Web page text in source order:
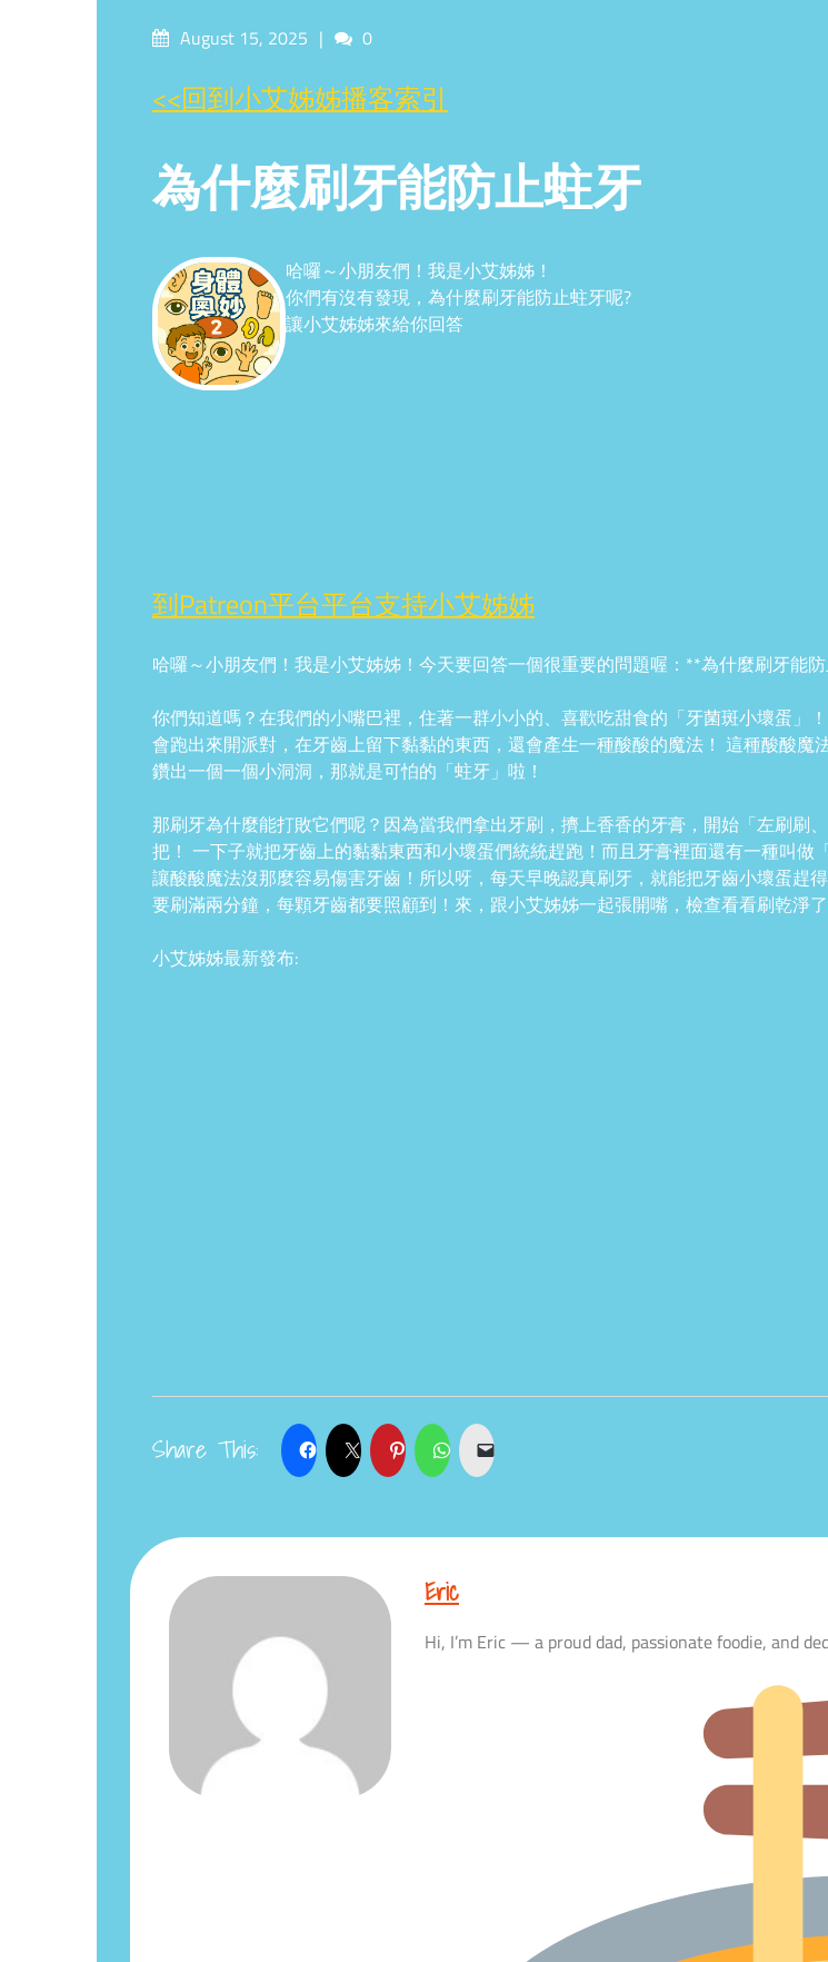
PostedAugust 15, 2025 Comments
0
<<回到小艾姊姊播客索引
為什麼刷牙能防止蛀牙
哈囉～小朋友們！我是小艾姊姊！
你們有沒有發現，為什麼刷牙能防止蛀牙呢?
讓小艾姊姊來給你回答
到Patreon平台平台支持小艾姊姊
哈囉～小朋友們！我是小艾姊姊！今天要回答一個很重要的問題喔：**為什麼刷牙能
你們知道嗎？在我們的小嘴巴裡，住著一群小小的、喜歡吃甜食的「牙菌斑小壞蛋」
會跑出來開派對，在牙齒上留下黏黏的東西，還會產生一種酸酸的魔法！ 這種酸酸
鑽出一個一個小洞洞，那就是可怕的「蛀牙」啦！
那刷牙為什麼能打敗它們呢？因為當我們拿出牙刷，擠上香香的牙膏，開始「左刷刷
把！ 一下子就把牙齒上的黏黏東西和小壞蛋們統統趕跑！而且牙膏裡面還有一種叫做
讓酸酸魔法沒那麼容易傷害牙齒！所以呀，每天早晚認真刷牙，就能把牙齒小壞蛋趕
要刷滿兩分鐘，每顆牙齒都要照顧到！來，跟小艾姊姊一起張開嘴，檢查看看刷乾淨
小艾姊姊最新發布:
Share This:
Eric
Hi, I’m Eric — a proud dad, passionate foodie, and